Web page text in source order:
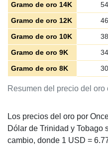
Resumen del precio del oro
Gramo de oro 14K
Gramo de oro 12K
Gramo de oro 10K
Gramo de oro 9K
Gramo de oro 8K
Los precios del oro por
Dólar de Trinidad y Tobago
cambio, donde 1 USD =